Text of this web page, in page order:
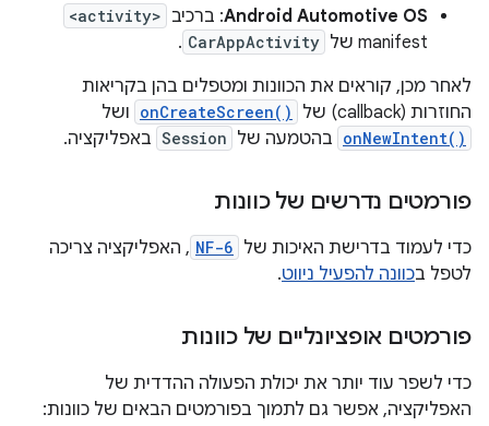
Android Automotive OS: ברכיב <activity>
manifest של CarAppActivity
.
לאחר מכן, קוראים את הכוונות ומטפלים בהן בקריאות
החוזרות (callback) של
onCreateScreen() ושל
onNewIntent() בהטמעה של Session באפליקציה.
פורמטים נדרשים של כוונות
כדי לעמוד בדרישת האיכות של NF-6 , האפליקציה צריכה
לטפל בכוונה להפעיל ניווט.
פורמטים אופציונליים של כוונות
כדי לשפר עוד יותר את יכולת הפעולה ההדדית של
האפליקציה, אפשר גם לתמוך בפורמטים הבאים של כוונות: